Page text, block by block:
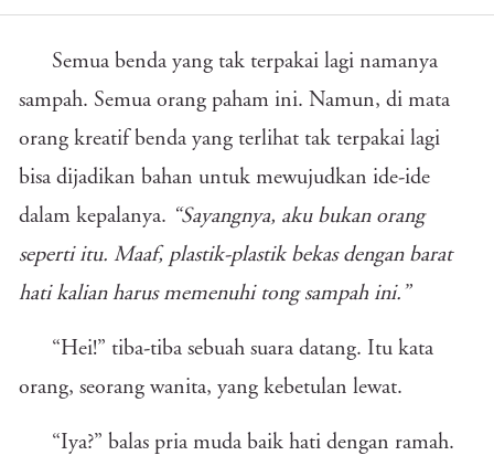
Semua benda yang tak terpakai lagi namanya
sampah. Semua orang paham ini. Namun, di mata
orang kreatif benda yang terlihat tak terpakai lagi
bisa dijadikan bahan untuk mewujudkan ide-ide
dalam kepalanya. “Sayangnya, aku bukan orang
seperti itu. Maaf, plastik-plastik bekas dengan barat
hati kalian harus memenuhi tong sampah ini.”
“Hei!” tiba-tiba sebuah suara datang. Itu kata
orang, seorang wanita, yang kebetulan lewat.
“Iya?” balas pria muda baik hati dengan ramah.